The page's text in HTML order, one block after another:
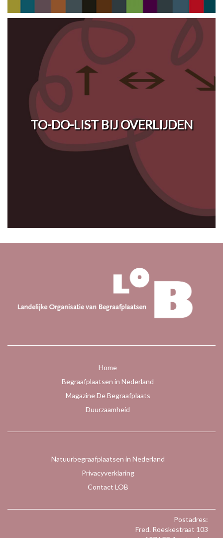
TO-DO-LIST BIJ OVERLIJDEN
Home
Begraafplaatsen in Nederland
Magazine De Begraafplaats
Duurzaamheid
Natuurbegraafplaatsen in Nederland
Privacyverklaring
Contact LOB
Postadres:
Fred. Roeskestraat 103